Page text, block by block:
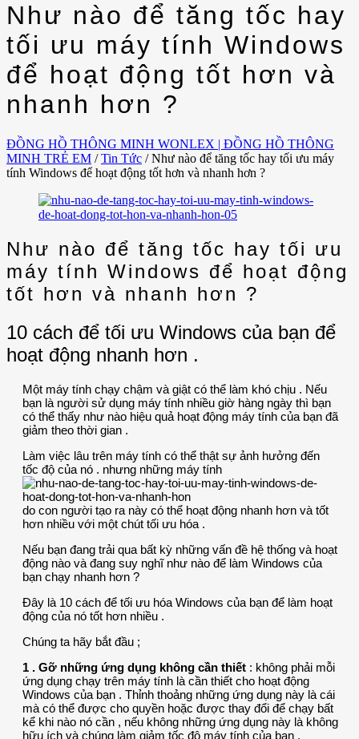
Như nào để tăng tốc hay
tối ưu máy tính Windows
để hoạt động tốt hơn và
nhanh hơn ?
ĐỒNG HỒ THÔNG MINH WONLEX | ĐỒNG HỒ THÔNG
MINH TRẺ EM / Tin Tức / Như nào để tăng tốc hay tối ưu máy
tính Windows để hoạt động tốt hơn và nhanh hơn ?
Như nào để tăng tốc hay tối ưu
máy tính Windows để hoạt động
tốt hơn và nhanh hơn ?
10 cách để tối ưu Windows của bạn để
hoạt động nhanh hơn .
Một máy tính chạy chậm và giật có thể làm khó chịu . Nếu
bạn là người sử dụng máy tính nhiều giờ hàng ngày thì bạn
có thể thấy như nào hiệu quả hoạt động máy tính của bạn đã
giảm theo thời gian .
Làm việc lâu trên máy tính có thể thật sự ảnh hưởng đến
tốc độ của nó . nhưng những máy tính
do con người tạo ra này có thể hoạt động nhanh hơn và tốt
hơn nhiều với một chút tối ưu hóa .
Nếu bạn đang trải qua bất kỳ những vấn đề hệ thống và hoạt
động nào và đang suy nghĩ như nào để làm Windows của
bạn chạy nhanh hơn ?
Đây là 10 cách để tối ưu hóa Windows của bạn để làm hoạt
động của nó tốt hơn nhiều .
Chúng ta hãy bắt đầu ;
1 . Gỡ những ứng dụng không cần thiết : không phải mỗi
ứng dụng chạy trên máy tính là cần thiết cho hoạt động
Windows của bạn . Thỉnh thoảng những ứng dụng này là cái
mà có thể được cho quyền hoặc được thay đổi để chạy bất
kể khi nào nó cần , nếu không những ứng dụng này là không
hữu ích và chúng làm giảm tốc độ máy tính của bạn .